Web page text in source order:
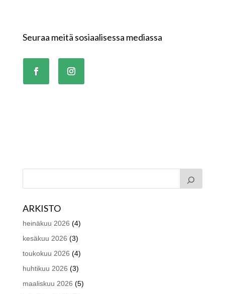
Seuraa meitä sosiaalisessa mediassa
ARKISTO
heinäkuu 2026 (4)
kesäkuu 2026 (3)
toukokuu 2026 (4)
huhtikuu 2026 (3)
maaliskuu 2026 (5)